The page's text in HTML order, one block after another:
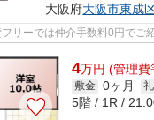
大阪府大阪市東成
リーでは仲介手数料0円でご
4万円 (管理費
敷金 0ヶ月
5階 / 1R /